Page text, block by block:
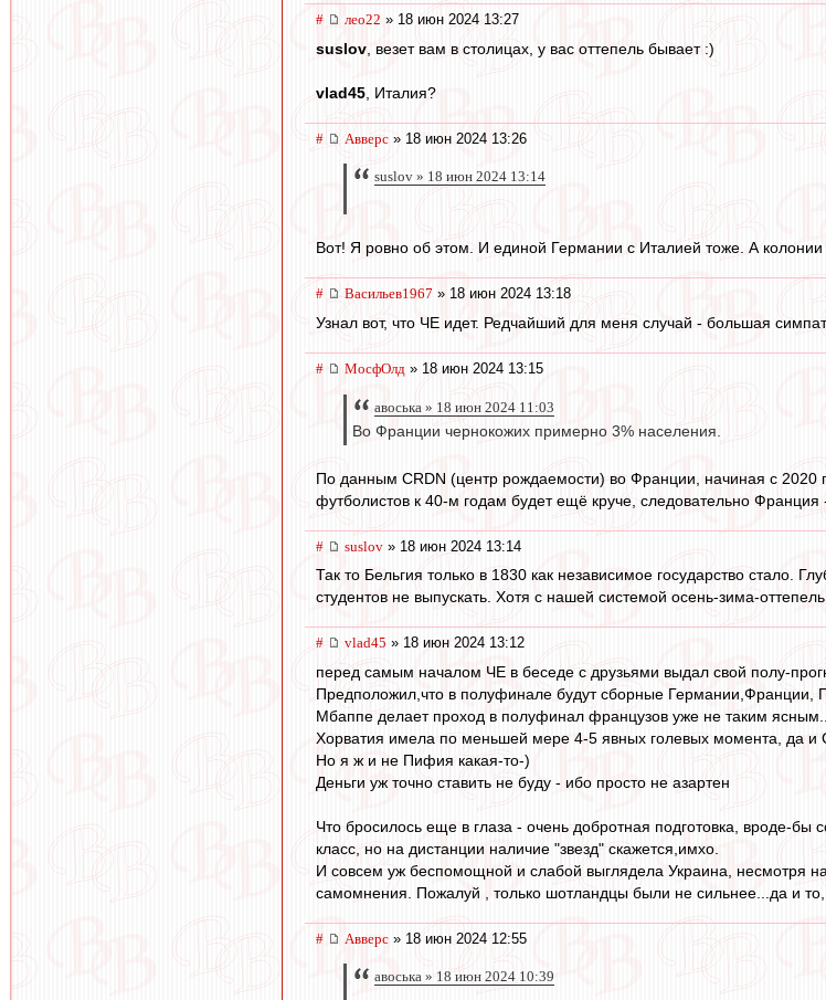
# лео22 » 18 июн 2024 13:27
suslov , везет вам в столицах, у вас оттепель бывает :)
vlad45 , Италия?
# Авверс » 18 июн 2024 13:26
suslov » 18 июн 2024 13:14
Вот! Я ровно об этом. И единой Германии с Италией тоже. А колонии
# Васильев1967 » 18 июн 2024 13:18
Узнал вот, что ЧЕ идет. Редчайший для меня случай - большая
# МосфОлд » 18 июн 2024 13:15
авоська » 18 июн 2024 11:03
Во Франции чернокожих примерно 3% населения.
По данным CRDN (центр рождаемости) во Франции, начиная с
футболистов к 40-м годам будет ещё круче, следовательно Франция
# suslov » 18 июн 2024 13:14
Так то Бельгия только в 1830 как независимое государство стало.
студентов не выпускать. Хотя с нашей системой осень-зима-
# vlad45 » 18 июн 2024 13:12
перед самым началом ЧЕ в беседе с друзьями выдал свой полу-
Предположил,что в полуфинале будут сборные Германии,Франции,
Мбаппе делает проход в полуфинал французов уже не таким
Хорватия имела по меньшей мере 4-5 явных голевых момента, да и
Но я ж и не Пифия какая-то-)
Деньги уж точно ставить не буду - ибо просто не азартен
Что бросилось еще в глаза - очень добротная подготовка, вроде-
класс, но на дистанции наличие "звезд" скажется,имхо.
И совсем уж беспомощной и слабой выглядела Украина, несмотря
самомнения. Пожалуй , только шотландцы были не сильнее...да и то,
# Авверс » 18 июн 2024 12:55
авоська » 18 июн 2024 10:39